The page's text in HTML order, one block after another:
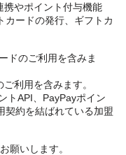
携やポイント付与機能
カードの発行、ギフトカ
ドのご利用を含みま
利用を含みます。
トAPI、PayPayポイン
契約を結ばれている加盟
願いします。